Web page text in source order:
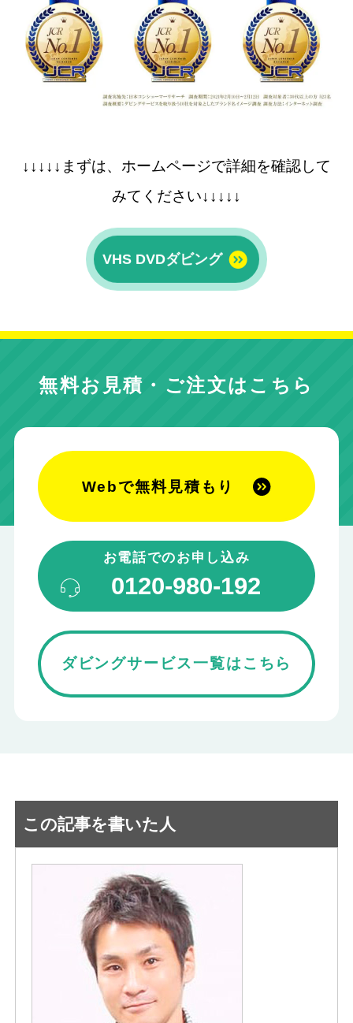
↓↓↓↓↓まずは、ホームページで詳細を確認して
みてください↓↓↓↓↓
VHS DVDダビング
無料お見積・ご注文はこちら
Webで無料見積もり
お電話でのお申し込み
0120-980-192
ダビングサービス一覧はこちら
この記事を書いた人